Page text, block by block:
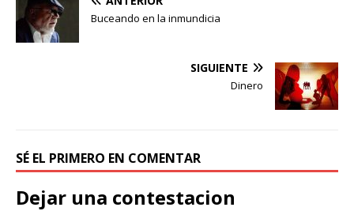
Buceando en la inmundicia
SIGUIENTE
Dinero
SÉ EL PRIMERO EN COMENTAR
Dejar una contestacion